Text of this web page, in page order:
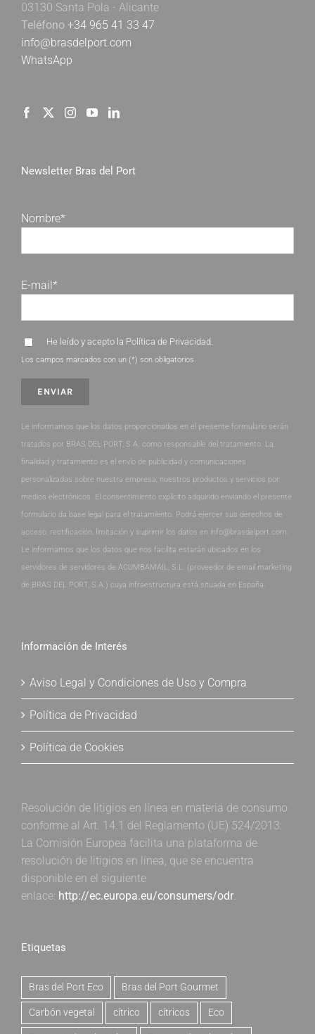
03130 Santa Pola - Alicante
Teléfono +34 965 41 33 47
info@brasdelport.com
WhatsApp
Newsletter Bras del Port
Nombre*
E-mail*
He leído y acepto la Política de Privacidad.
Los campos marcados con un (*) son obligatorios.
Le informamos que los datos proporcionados en el presente formulario serán
tratados por BRAS DEL PORT, S.A. como responsable del tratamiento. La
finalidad y tratamiento es el envío de publicidad y comunicaciones
personalizadas sobre nuestra empresa, nuestros productos y servicios por
medios electrónicos. El consentimiento explícito adquirido enviando el presente
formulario da base legal para el tratamiento. Podrá ejercer sus derechos de
acceso, rectificación, limitación y suprimir los datos en info@brasdelport.com.
Le informamos que los datos que nos facilita estarán ubicados en los
servidores de servidores de ACUMBAMAIL, S.L. (proveedor de email marketing
de BRAS DEL PORT, S.A.) cuya infraestructura está situada en España.
Información de Interés
Aviso Legal y Condiciones de Uso y Compra
Política de Privacidad
Política de Cookies
Resolución de litigios en línea en materia de consumo
conforme al Art. 14.1 del Reglamento (UE) 524/2013:
La Comisión Europea facilita una plataforma de
resolución de litigios en línea, que se encuentra
disponible en el siguiente
enlace: http://ec.europa.eu/consumers/odr.
Etiquetas
Bras del Port Eco Bras del Port Gourmet
Carbón vegetal cítrico cítricos Eco